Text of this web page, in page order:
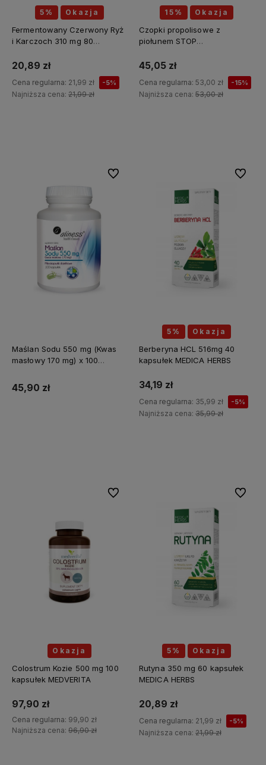
5% Okazja
Fermentowany Czerwony Ryż
i Karczoch 310 mg 80
20,89 zł
Cena regularna: 21,99 zł -5%
Najniższa cena: 21,99 zł
15% Okazja
Czopki propolisowe z
piołunem STOP
wrotycz, zielony orzech,
szałwia, kłącze tataraku,
konopia siewna) 12 sztuk x 2g
API Effect
45,05 zł
Cena regularna: 53,00 zł -15%
Najniższa cena: 53,00 zł
Maślan Sodu 550 mg (Kwas
masłowy 170 mg) x 100
45,90 zł
Do ulubionych
5% Okazja
Berberyna HCL 516mg 40
kapsułek MEDICA HERBS
34,19 zł
Cena regularna: 35,99 zł -5%
Najniższa cena: 35,99 zł
Do
Okazja
Colostrum Kozie 500 mg 100
kapsułek MEDVERITA
97,90 zł
Cena regularna: 99,90 zł
Najniższa cena: 96,90 zł
Do ulubionych
5% Okazja
Rutyna 350 mg 60 kapsułek
MEDICA HERBS
20,89 zł
Cena regularna: 21,99 zł -5%
Najniższa cena: 21,99 zł
Do